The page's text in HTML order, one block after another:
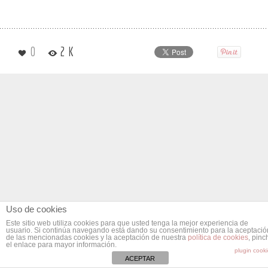
0 2 K
Uso de cookies
Este sitio web utiliza cookies para que usted tenga la mejor experiencia de
usuario. Si continúa navegando está dando su consentimiento para la
de las mencionadas cookies y la aceptación de nuestra política de cookies,
el enlace para mayor información.
plugin
ACEPTAR